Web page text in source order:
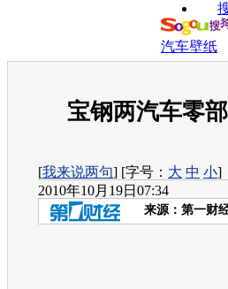
汽车壁纸
宝钢两汽车零
[我来说两句] [字号： 大 中 小]
2010年10月19日07:34
来源： 第一财